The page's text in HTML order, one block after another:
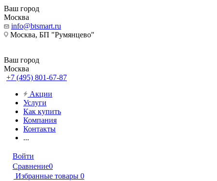
Ваш город
Москва
info@btsmart.ru
Москва, БП "Румянцево"
Ваш город
Москва
+7 (495) 801-67-87
Акции
Услуги
Как купить
Компания
Контакты
...
Войти
Сравнение0
Избранные товары 0